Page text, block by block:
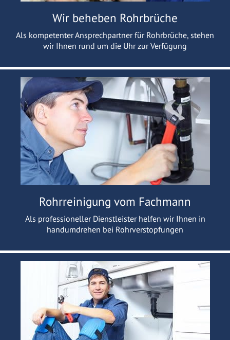
Wir beheben Rohrbrüche
Als kompetenter Ansprechpartner für Rohrbrüche, stehen
wir Ihnen rund um die Uhr zur Verfügung
Rohrreinigung vom Fachmann
Als professioneller Dienstleister helfen wir Ihnen in
handumdrehen bei Rohrverstopfungen